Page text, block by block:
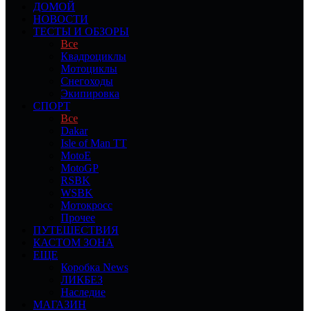
ДОМОЙ
НОВОСТИ
ТЕСТЫ И ОБЗОРЫ
Все
Квадроциклы
Мотоциклы
Снегоходы
Экипировка
СПОРТ
Все
Dakar
Isle of Man TT
MotoE
MotoGP
RSBK
WSBK
Мотокросс
Прочее
ПУТЕШЕСТВИЯ
КАСТОМ ЗОНА
ЕЩЕ
Коробка News
ЛИКБЕЗ
Наследие
МАГАЗИН